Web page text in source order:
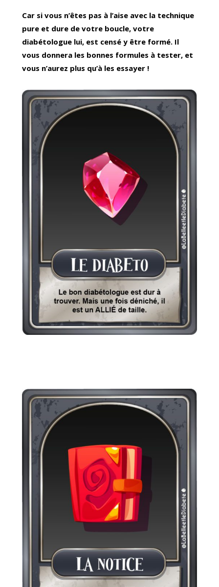
Car si vous n’êtes pas à l’aise avec la technique
pure et dure de votre boucle, votre
diabétologue lui, est censé y être formé. Il
vous donnera les bonnes formules à tester, et
vous n’aurez plus qu’à les essayer !